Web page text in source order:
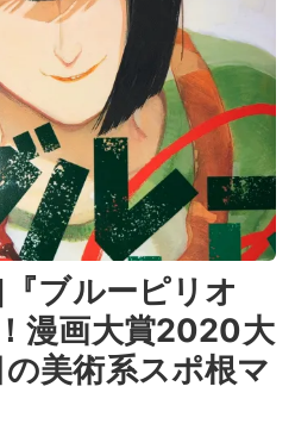
ブルーピリオ
漫画大賞2020大
美術系スポ根マ